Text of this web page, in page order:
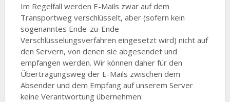
Im Regelfall werden E-Mails zwar auf dem
Transportweg verschlüsselt, aber (sofern kein
sogenanntes Ende-zu-Ende-
Verschlüsselungsverfahren eingesetzt wird) nicht auf
den Servern, von denen sie abgesendet und
empfangen werden. Wir können daher für den
Übertragungsweg der E-Mails zwischen dem
Absender und dem Empfang auf unserem Server
keine Verantwortung übernehmen.